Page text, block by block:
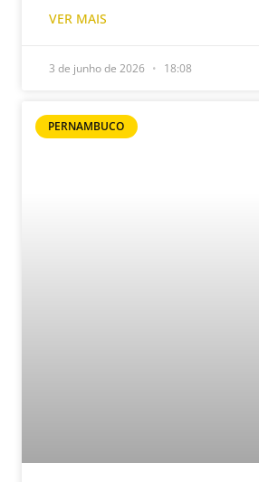
VER MAIS
3 de junho de 2026 18:08
PERNAMBUCO